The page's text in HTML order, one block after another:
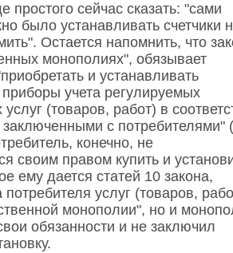
простого сейчас сказать: "сами
было устанавливать счетчики
Остается напомнить, что
монополиях", обязывает
и устанавливать
учета регулируемых
(товаров, работ) в
с потребителями"
конечно, не
своим правом купить и
ему дается статей 10 закона,
услуг (товаров,
монополии", но и
обязанности и не заключил